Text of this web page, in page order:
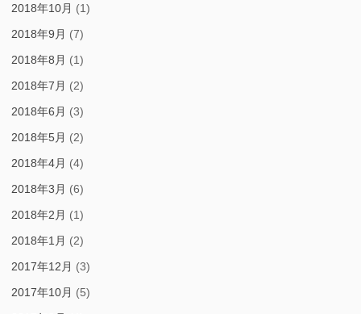
2018年10月 (1)
2018年9月 (7)
2018年8月 (1)
2018年7月 (2)
2018年6月 (3)
2018年5月 (2)
2018年4月 (4)
2018年3月 (6)
2018年2月 (1)
2018年1月 (2)
2017年12月 (3)
2017年10月 (5)